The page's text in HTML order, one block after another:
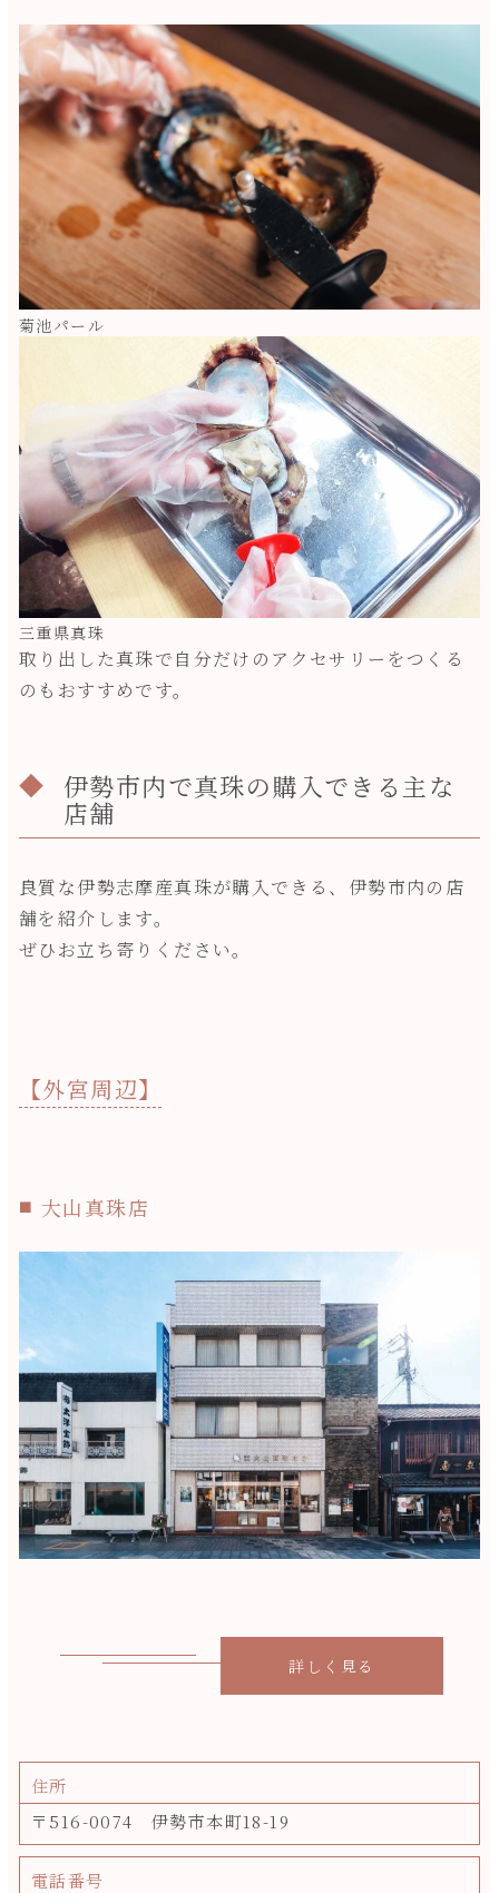
菊池パール
三重県真珠
取り出した真珠で自分だけのアクセサリーをつくる
のもおすすめです。
伊勢市内で真珠の購入できる主な
店舗
良質な伊勢志摩産真珠が購入できる、伊勢市内の店
舗を紹介します。
ぜひお立ち寄りください。
【外宮周辺】
大山真珠店
詳しく見る
住所
〒516-0074 伊勢市本町18-19
電話番号